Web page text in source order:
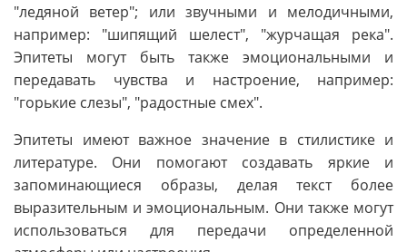
"ледяной ветер"; или звучными и мелодичными,
например: "шипящий шелест", "журчащая река".
Эпитеты могут быть также эмоциональными и
передавать чувства и настроение, например:
"горькие слезы", "радостные смех".
Эпитеты имеют важное значение в стилистике и
литературе. Они помогают создавать яркие и
запоминающиеся образы, делая текст более
выразительным и эмоциональным. Они также могут
использоваться для передачи определенной